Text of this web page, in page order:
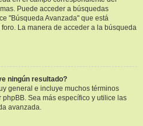
Puede acceder a búsquedas
"Búsqueda Avanzada" que está
La manera de acceder a la búsqueda
ningún resultado?
general e incluye muchos términos
Sea más específico y utilice las
avanzada.